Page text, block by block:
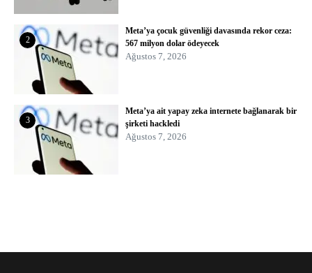
2
Meta’ya çocuk güvenliği davasında rekor ceza:
567 milyon dolar ödeyecek
Ağustos 7, 2026
3
Meta’ya ait yapay zeka internete bağlanarak bir
şirketi hackledi
Ağustos 7, 2026